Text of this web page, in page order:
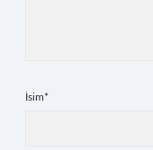
İsim*